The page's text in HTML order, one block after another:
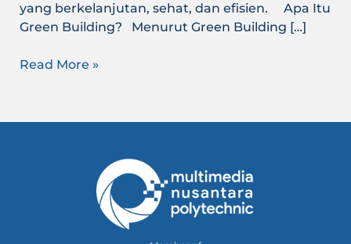
yang berkelanjutan, sehat, dan efisien. Apa Itu
Green Building? Menurut Green Building […]
Read More »